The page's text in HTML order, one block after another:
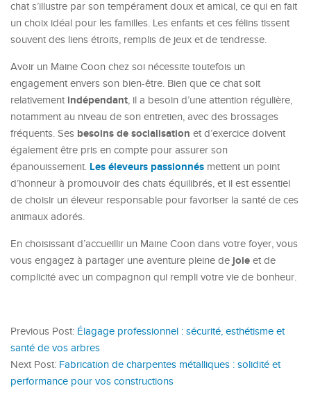
chat s’illustre par son tempérament doux et amical, ce qui en fait
un choix idéal pour les familles. Les enfants et ces félins tissent
souvent des liens étroits, remplis de jeux et de tendresse.
Avoir un Maine Coon chez soi nécessite toutefois un
engagement envers son bien-être. Bien que ce chat soit
relativement indépendant, il a besoin d’une attention régulière,
notamment au niveau de son entretien, avec des brossages
fréquents. Ses besoins de socialisation et d’exercice doivent
également être pris en compte pour assurer son
épanouissement. Les éleveurs passionnés mettent un point
d’honneur à promouvoir des chats équilibrés, et il est essentiel
de choisir un éleveur responsable pour favoriser la santé de ces
animaux adorés.
En choisissant d’accueillir un Maine Coon dans votre foyer, vous
vous engagez à partager une aventure pleine de joie et de
complicité avec un compagnon qui rempli votre vie de bonheur.
Previous Post: Élagage professionnel : sécurité, esthétisme et
santé de vos arbres
Next Post: Fabrication de charpentes métalliques : solidité et
performance pour vos constructions